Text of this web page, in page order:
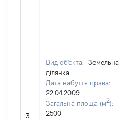
3
Вид об'єкта:
Земельна
ділянка
Дата набуття права:
22.04.2009
Загальна площа (м2):
2500